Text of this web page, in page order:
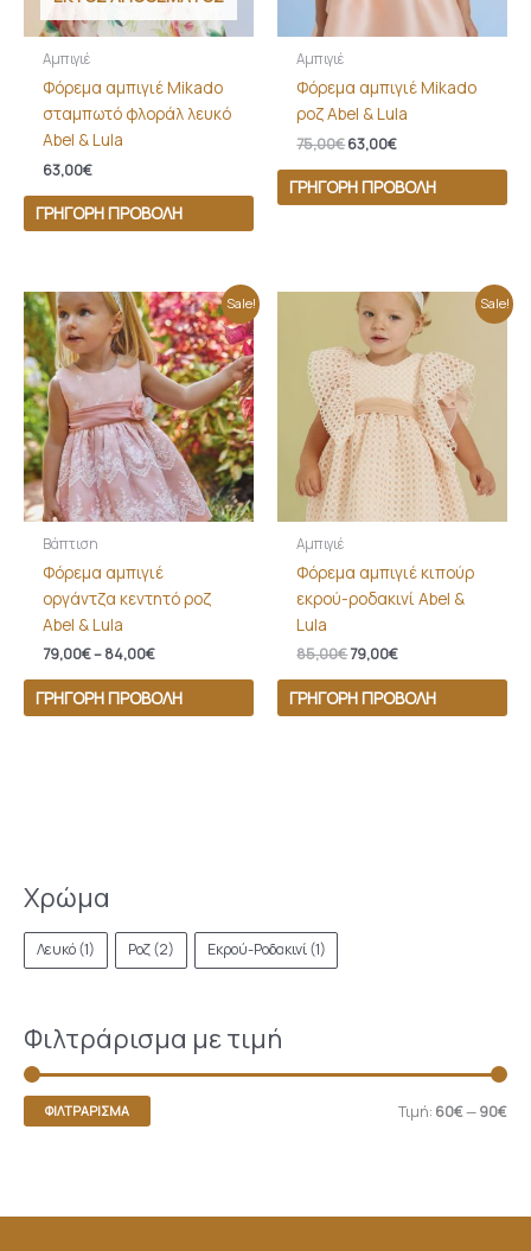
Χρώμα
Λευκό(1) Ροζ(2) Εκρού-Ροδακινί (1)
Φιλτράρισμα με τιμή
ΦΙΛΤΡΆΡΙΣΜΑ Τιμή: 60€—90€
Αμπιγιέ
Φόρεμα αμπιγιέ Mikado
σταμπωτό φλοράλ λευκό
Abel & Lula
63,00€
ΓΡΉΓΟΡΗ ΠΡΟΒΟΛΉ
Αμπιγιέ
Φόρεμα αμπιγιέ Mikado
ροζ Abel & Lula
75,00€63,00€
ΓΡΉΓΟΡΗ ΠΡΟΒΟΛΉ
Sale!
Βάπτιση
Φόρεμα αμπιγιέ
οργάντζα κεντητό ροζ
Abel & Lula
79,00€–84,00€
Price
range:
79,00€
through
84,00€
ΓΡΉΓΟΡΗ ΠΡΟΒΟΛΉ
Sale!
Αμπιγιέ
Φόρεμα αμπιγιέ κιπούρ
εκρού-ροδακινί Abel &
Lula
85,00€
Original
price
was:
85,00€.
79,00€
Η
τρέχουσα
τιμή
είναι:
79,00€.
ΓΡΉΓΟΡΗ ΠΡΟΒΟΛΉ